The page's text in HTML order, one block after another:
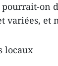
pourrait-on
variées, et
locaux